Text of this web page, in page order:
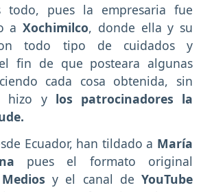
todo, pues la empresaria fue
a Xochimilco, donde ella y su
todo tipo de cuidados y
fin de que posteara algunas
cada cosa obtenida, sin
hizo ylos patrocinadores la
Ecuador, han tildado a María
pues el formato original
y el canal de YouTube